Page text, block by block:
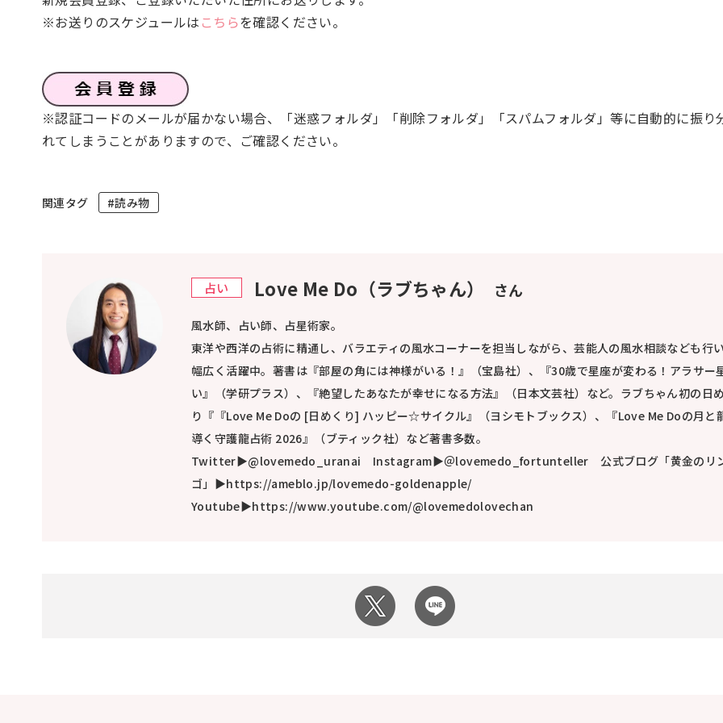
※お送りのスケジュールは こちらを確認ください。
※認証コードのメールが届かない場合、「迷惑フォルダ」「削除フォルダ」「スパムフォルダ」等に自動的に振り
れてしまうことがありますので、ご確認ください。
関連タグ #読み物
占い Love Me Do（ラブちゃん） さん
風水師、占い師、占星術家。
東洋や西洋の占術に精通し、バラエティの風水コーナーを担当しながら、芸能人の風水相談なども行い
幅広く活躍中。著書は『部屋の角には神様がいる！』（宝島社）、『30歳で星座が変わる！アラサー
い』（学研プラス）、『絶望したあなたが幸せになる方法』（日本文芸社）など。ラブちゃん初の日
り『『Love Me Doの [日めくり] ハッピー☆サイクル』（ヨシモトブックス）、『Love Me Doの月と
導く守護龍占術 2026』（ブティック社）など著書多数。
Twitter▶@lovemedo_uranai Instagram▶＠lovemedo_fortunteller 公式ブログ「黄金のリ
ゴ」▶https://ameblo.jp/lovemedo-goldenapple/
Youtube▶https://www.youtube.com/@lovemedolovechan